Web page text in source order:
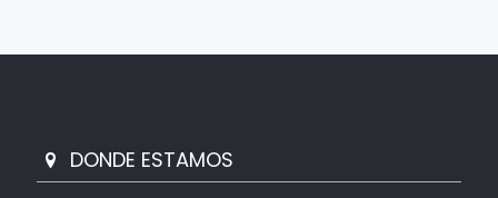
DONDE ESTAMOS